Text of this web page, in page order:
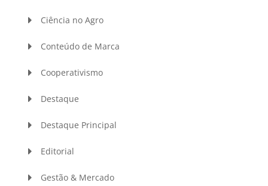
Ciência no Agro
Conteúdo de Marca
Cooperativismo
Destaque
Destaque Principal
Editorial
Gestão & Mercado